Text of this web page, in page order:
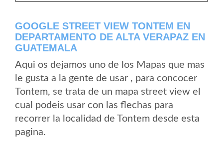
GOOGLE STREET VIEW TONTEM EN
DEPARTAMENTO DE ALTA VERAPAZ EN
GUATEMALA
Aqui os dejamos uno de los Mapas que mas
le gusta a la gente de usar , para concocer
Tontem, se trata de un mapa street view el
cual podeis usar con las flechas para
recorrer la localidad de Tontem desde esta
pagina.